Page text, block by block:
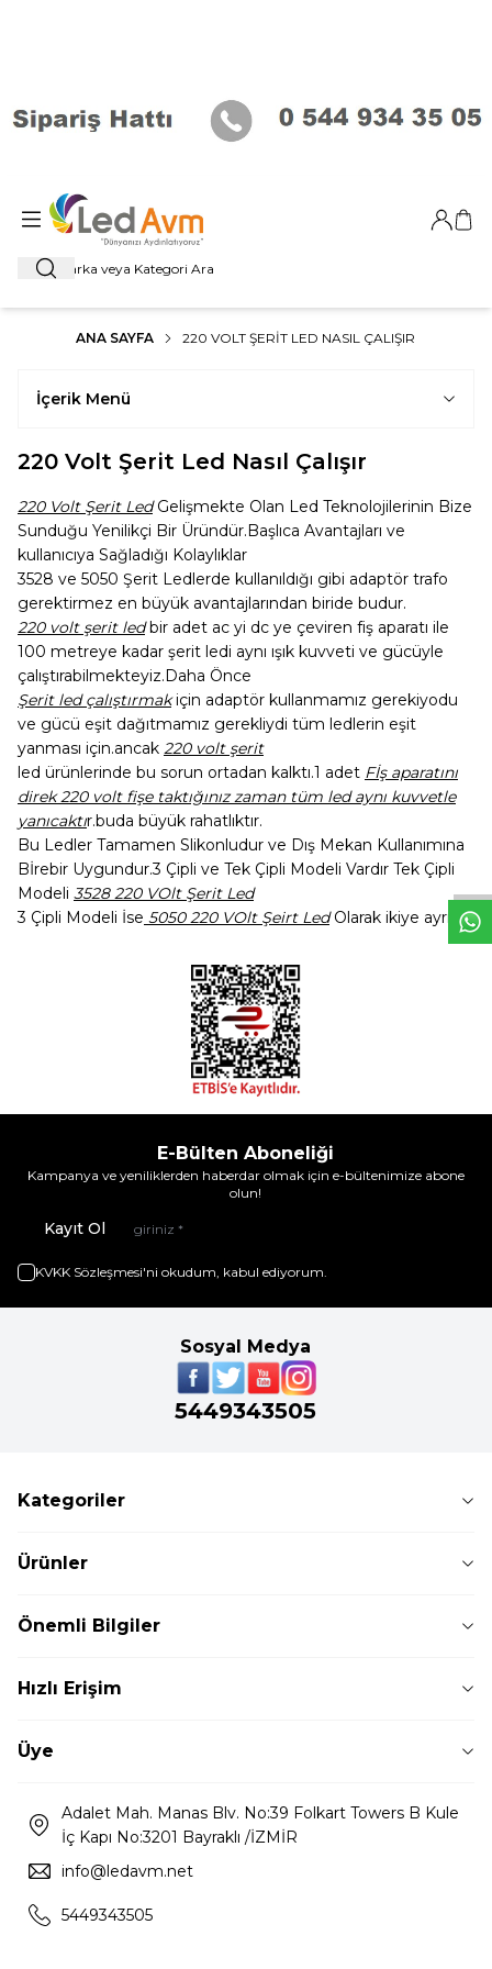
WhtsappDeseHatt
Ara
Giriş
ANA SAYFA 220 VOLT ŞERIT LED NASIL ÇALIŞIR
İçerik Menü
220 Volt Şerit Led Nasıl Çalışır
220 Volt Şerit LedGelişmekte Olan Led Teknolojilerinin Bize
Sunduğu Yenilikçi Bir Üründür.Başlıca Avantajları ve
kullanıcıya Sağladığı Kolaylıklar
3528 ve 5050 Şerit Ledlerde kullanıldığı gibi adaptör trafo
gerektirmez en büyük avantajlarından biride budur.
220 volt şerit ledbir adet ac yi dc ye çeviren fiş aparatı ile
100 metreye kadar şerit ledi aynı ışık kuvveti ve gücüyle
çalıştırabilmekteyiz.Daha Önce
Şerit led çalıştırmakiçin adaptör kullanmamız gerekiyodu
ve gücü eşit dağıtmamız gerekliydi tüm ledlerin eşit
yanması için.ancak 220 volt şerit
led ürünlerinde bu sorun ortadan kalktı.1 adet Fİş aparatını
direk 220 volt fişe taktığınız zaman tüm led aynı kuvvetle
yanıcaktır.buda büyük rahatlıktır.
Bu Ledler Tamamen Slikonludur ve Dış Mekan Kullanımına
Bİrebir Uygundur.3 Çipli ve Tek Çipli Modeli Vardır Tek Çipli
Modeli 3528 220 VOlt Şerit Led
3 Çipli Modeli İse 5050 220 VOlt Şeirt LedOlarak ikiye ayrılır.
E-Bülten Aboneliği
Kampanya ve yeniliklerden haberdar olmak için e-bültenimize abone
olun!
Kayıt Ol
KVKK Sözleşmesi'ni okudum, kabul ediyorum.
Sosyal Medya
5449343505
Kategoriler
Ürünler
Önemli Bilgiler
Hızlı Erişim
Üye
Adalet Mah. Manas Blv. No:39 Folkart Towers B Kule
İç Kapı No:3201 Bayraklı /İZMİR
info@ledavm.net
5449343505